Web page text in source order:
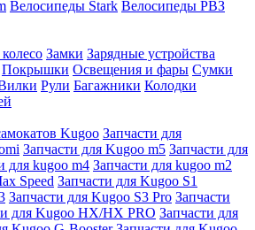
Велосипеды Stark Велосипеды РВЗ
Замки Зарядные устройства
Покрышки Освещения и фары Сумки
Рули Багажники Колодки
Kugoo Запчасти для
Запчасти для Kugoo m5 Запчасти для
для kugoo m4 Запчасти для kugoo m2
Speed Запчасти для Kugoo S1
Запчасти для Kugoo S3 Pro Запчасти
для Kugoo HX/HX PRO Запчасти для